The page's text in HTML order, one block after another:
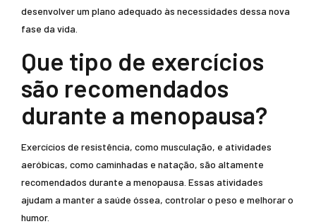
desenvolver um plano adequado às necessidades dessa nova
fase da vida.
Que tipo de exercícios
são recomendados
durante a menopausa?
Exercícios de resistência, como musculação, e atividades
aeróbicas, como caminhadas e natação, são altamente
recomendados durante a menopausa. Essas atividades
ajudam a manter a saúde óssea, controlar o peso e melhorar o
humor.